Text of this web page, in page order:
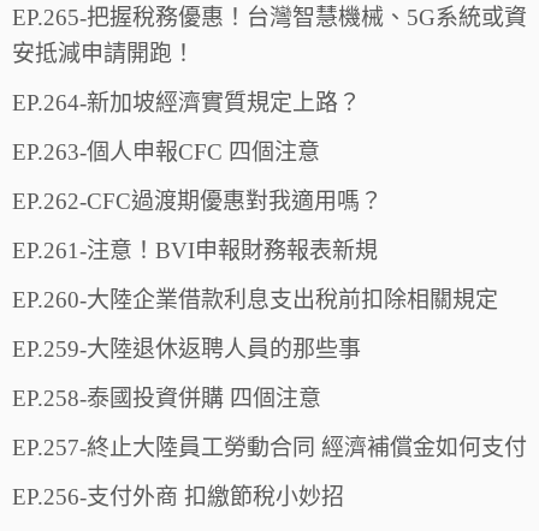
EP.265-把握稅務優惠！台灣智慧機械、5G系統或資
安抵減申請開跑！
EP.264-新加坡經濟實質規定上路？
EP.263-個人申報CFC 四個注意
EP.262-CFC過渡期優惠對我適用嗎？
EP.261-注意！BVI申報財務報表新規
EP.260-大陸企業借款利息支出稅前扣除相關規定
EP.259-大陸退休返聘人員的那些事
EP.258-泰國投資併購 四個注意
EP.257-終止大陸員工勞動合同 經濟補償金如何支付
EP.256-支付外商 扣繳節稅小妙招